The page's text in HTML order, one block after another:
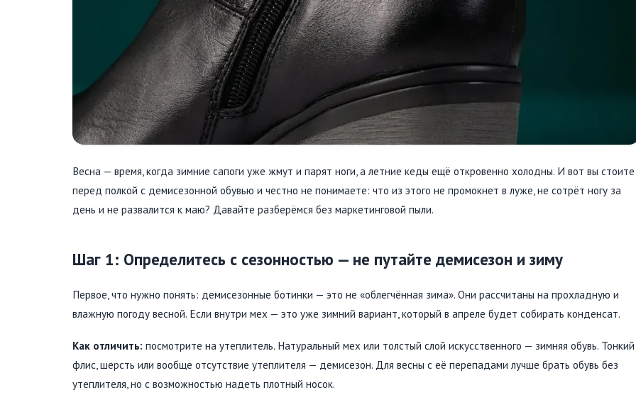
Весна — время, когда зимние сапоги уже жмут и парят ноги, а летние кеды ещё откровенно холодны. И вот вы стоите
перед полкой с демисезонной обувью и честно не понимаете: что из этого не промокнет в луже, не сотрёт ногу за
день и не развалится к маю? Давайте разберёмся без маркетинговой пыли.
Шаг 1: Определитесь с сезонностью — не путайте демисезон и зиму
Первое, что нужно понять: демисезонные ботинки — это не «облегчённая зима». Они рассчитаны на прохладную и
влажную погоду весной. Если внутри мех — это уже зимний вариант, который в апреле будет собирать конденсат.
Как отличить: посмотрите на утеплитель. Натуральный мех или толстый слой искусственного — зимняя обувь. Тонкий
флис, шерсть или вообще отсутствие утеплителя — демисезон. Для весны с её перепадами лучше брать обувь без
утеплителя, но с возможностью надеть плотный носок.